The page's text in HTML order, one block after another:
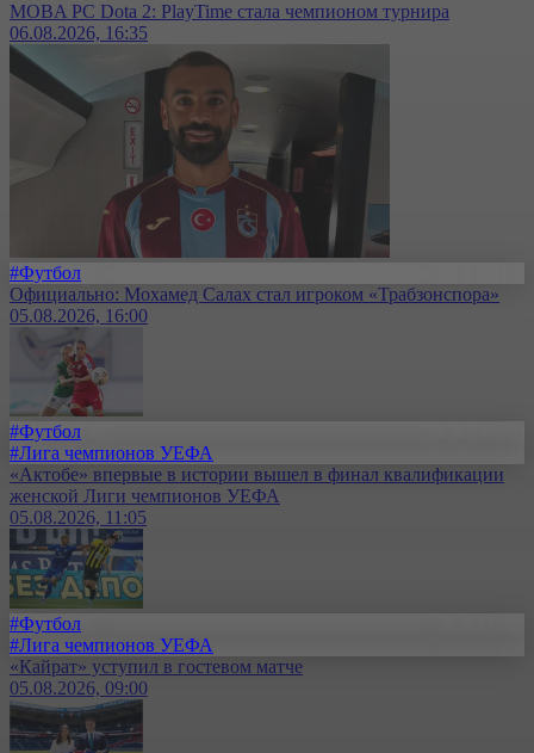
MOBA PC Dota 2: PlayTime стала чемпионом турнира
06.08.2026, 16:35
#Футбол
Официально: Мохамед Салах стал игроком «Трабзонспора»
05.08.2026, 16:00
#Футбол
#Лига чемпионов УЕФА
«Актобе» впервые в истории вышел в финал квалификации
женской Лиги чемпионов УЕФА
05.08.2026, 11:05
#Футбол
#Лига чемпионов УЕФА
«Кайрат» уступил в гостевом матче
05.08.2026, 09:00